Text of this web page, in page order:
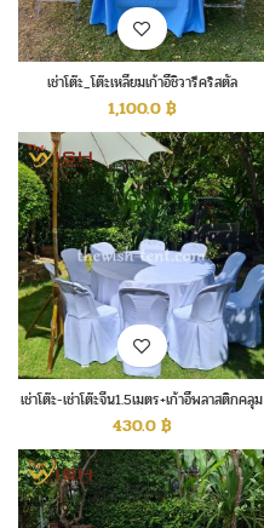
เช่าโต๊ะ_โต๊ะเหลี่ยมเก้าอี้ชิวารีคริสตัล
1,100.0฿
เช่าโต๊ะ-เช่าโต๊ะจีน1.5เมตร+เก้าอี้พลาสติกคลุม
ผ้าสีขาว
430.0฿